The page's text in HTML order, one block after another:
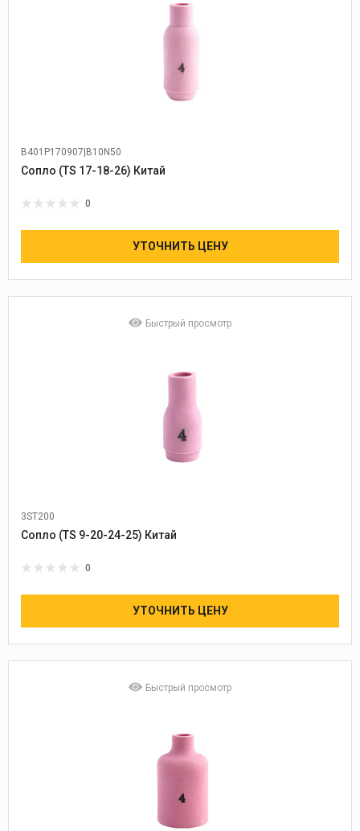
B401P170907|B10N50
Сопло (TS 17-18-26) Китай
0
УТОЧНИТЬ ЦЕНУ
Быстрый просмотр
3ST200
Сопло (TS 9-20-24-25) Китай
0
УТОЧНИТЬ ЦЕНУ
Быстрый просмотр